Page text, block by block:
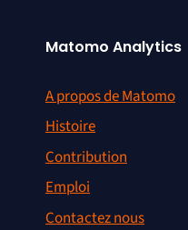
Matomo Analytics
A propos de Matomo
Histoire
Contribution
Emploi
Contactez nous